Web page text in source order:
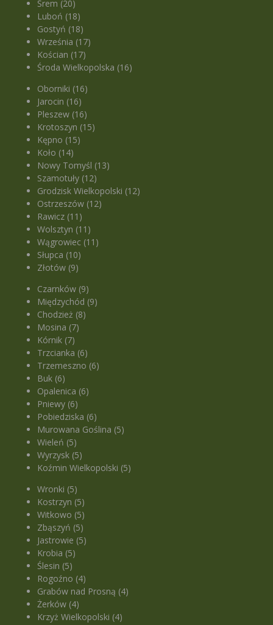
Śrem (20)
Luboń (18)
Gostyń (18)
Września (17)
Kościan (17)
Środa Wielkopolska (16)
Oborniki (16)
Jarocin (16)
Pleszew (16)
Krotoszyn (15)
Kępno (15)
Koło (14)
Nowy Tomyśl (13)
Szamotuły (12)
Grodzisk Wielkopolski (12)
Ostrzeszów (12)
Rawicz (11)
Wolsztyn (11)
Wągrowiec (11)
Słupca (10)
Złotów (9)
Czarnków (9)
Międzychód (9)
Chodzież (8)
Mosina (7)
Kórnik (7)
Trzcianka (6)
Trzemeszno (6)
Buk (6)
Opalenica (6)
Pniewy (6)
Pobiedziska (6)
Murowana Goślina (5)
Wieleń (5)
Wyrzysk (5)
Koźmin Wielkopolski (5)
Wronki (5)
Kostrzyn (5)
Witkowo (5)
Zbąszyń (5)
Jastrowie (5)
Krobia (5)
Ślesin (5)
Rogoźno (4)
Grabów nad Prosną (4)
Żerków (4)
Krzyż Wielkopolski (4)